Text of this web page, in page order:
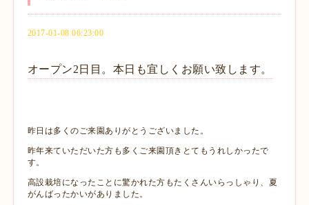
2017-01-08 06:23:00
オープン2日目。本日も宜しくお願い致します。
昨日は多くのご来園ありがとうございました。
昨年来ていただいた方も多くご来園頂きとてもうれしかったで
す。
高設栽培になったことに驚かれた方もたくさんいらっしゃり、夏
がんばったかいがありました。